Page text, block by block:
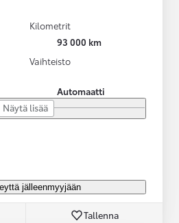
Kilometrit
93 000 km
Vaihteisto
Automaatti
Näytä lisää
jälleenmyyjään
Tallenna